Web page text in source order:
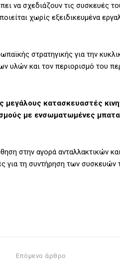
να σχεδιάζουν τις συσκευές
χωρίς εξειδικευμένα
στρατηγικής για την
υλών και τον περιορισμό του
μεγάλους κατασκευαστές
με ενσωματωμένες
στην αγορά ανταλλακτικών
τη συντήρηση των συσκευών
Επόμενο άρθρο